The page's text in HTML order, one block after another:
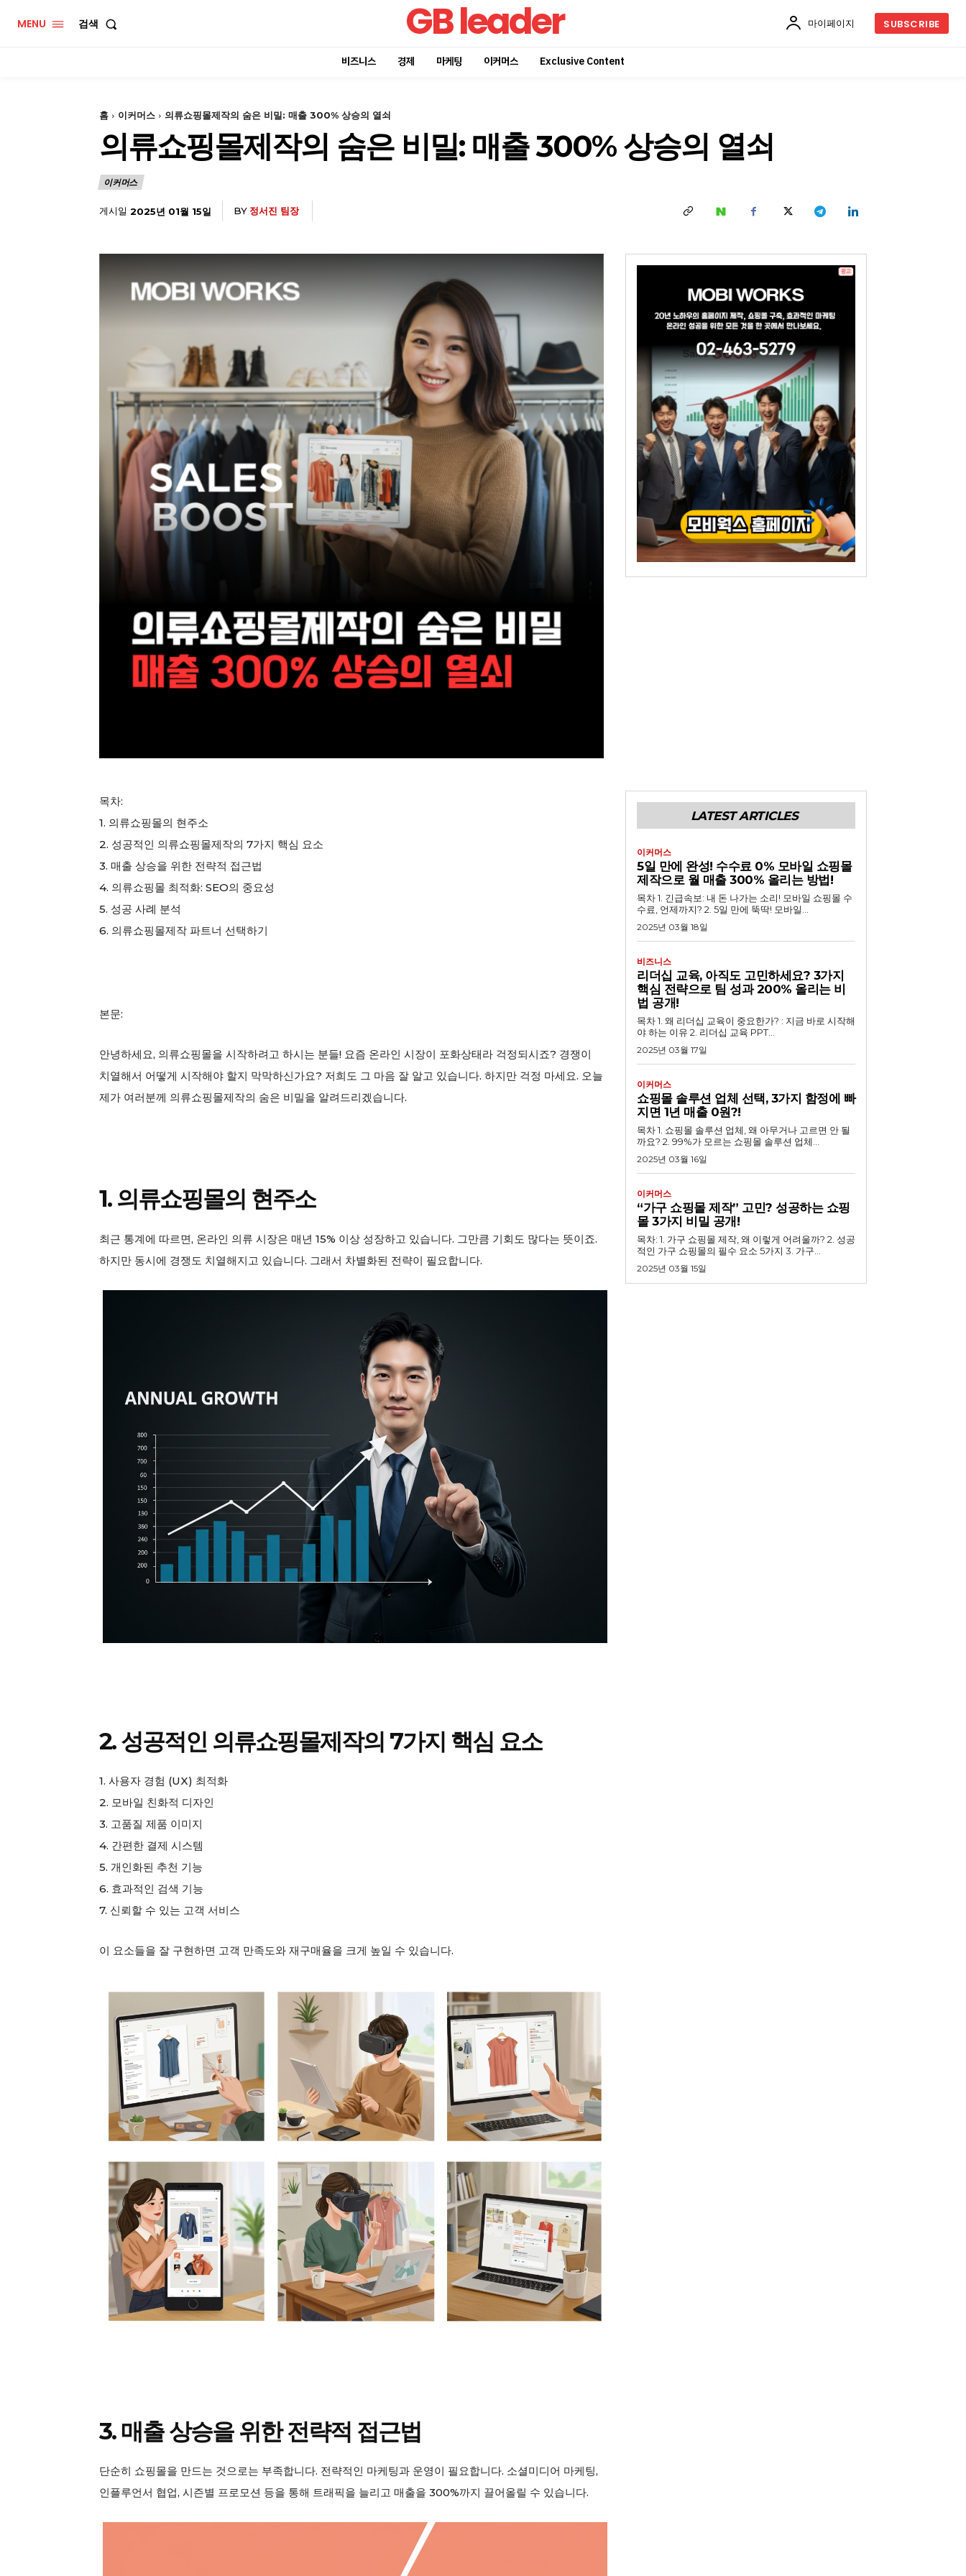
GB leader Company
회사소개
고객센터
구독 플랜
MENU 검색 GB leader 마이페이지 SUBSCRIBE
비즈니스 경제 마케팅 이커머스 Exclusive Content
홈 이커머스 의류쇼핑몰제작의 숨은 비밀: 매출 300% 상승의 열쇠
의류쇼핑몰제작의 숨은 비밀: 매출 300% 상승의 열쇠
이커머스
게시일 2025년 01월 15일 BY 정서진 팀장
목차:
1. 의류쇼핑몰의 현주소
2. 성공적인 의류쇼핑몰제작의 7가지 핵심 요소
3. 매출 상승을 위한 전략적 접근법
4. 의류쇼핑몰 최적화: SEO의 중요성
5. 성공 사례 분석
6. 의류쇼핑몰제작 파트너 선택하기
본문:
안녕하세요, 의류쇼핑몰을 시작하려고 하시는 분들! 요즘 온라인 시장이 포화상태라 걱정되시죠? 경쟁이
치열해서 어떻게 시작해야 할지 막막하신가요? 저희도 그 마음 잘 알고 있습니다. 하지만 걱정 마세요. 오늘
제가 여러분께 의류쇼핑몰제작의 숨은 비밀을 알려드리겠습니다.
1. 의류쇼핑몰의 현주소
최근 통계에 따르면, 온라인 의류 시장은 매년 15% 이상 성장하고 있습니다. 그만큼 기회도 많다는 뜻이죠.
하지만 동시에 경쟁도 치열해지고 있습니다. 그래서 차별화된 전략이 필요합니다.
2. 성공적인 의류쇼핑몰제작의 7가지 핵심 요소
1. 사용자 경험 (UX) 최적화
2. 모바일 친화적 디자인
3. 고품질 제품 이미지
4. 간편한 결제 시스템
5. 개인화된 추천 기능
6. 효과적인 검색 기능
7. 신뢰할 수 있는 고객 서비스
이 요소들을 잘 구현하면 고객 만족도와 재구매율을 크게 높일 수 있습니다.
3. 매출 상승을 위한 전략적 접근법
단순히 쇼핑몰을 만드는 것으로는 부족합니다. 전략적인 마케팅과 운영이 필요합니다. 소셜미디어 마케팅,
인플루언서 협업, 시즌별 프로모션 등을 통해 트래픽을 늘리고 매출을 300%까지 끌어올릴 수 있습니다.
LATEST ARTICLES
이커머스
5일 만에 완성! 수수료 0% 모바일 쇼핑몰
제작으로 월 매출 300% 올리는 방법!
목차 1. 긴급속보: 내 돈 나가는 소리! 모바일 쇼핑몰 수
수료, 언제까지? 2. 5일 만에 뚝딱! 모바일...
2025년 03월 18일
비즈니스
리더십 교육, 아직도 고민하세요? 3가지
핵심 전략으로 팀 성과 200% 올리는 비
법 공개!
목차 1. 왜 리더십 교육이 중요한가? : 지금 바로 시작해
야 하는 이유 2. 리더십 교육 PPT...
2025년 03월 17일
이커머스
쇼핑몰 솔루션 업체 선택, 3가지 함정에 빠
지면 1년 매출 0원?!
목차 1. 쇼핑몰 솔루션 업체, 왜 아무거나 고르면 안 될
까요? 2. 99%가 모르는 쇼핑몰 솔루션 업체...
2025년 03월 16일
이커머스
“가구 쇼핑몰 제작” 고민? 성공하는 쇼핑
몰 3가지 비밀 공개!
목차: 1. 가구 쇼핑몰 제작, 왜 이렇게 어려울까? 2. 성공
적인 가구 쇼핑몰의 필수 요소 5가지 3. 가구...
2025년 03월 15일